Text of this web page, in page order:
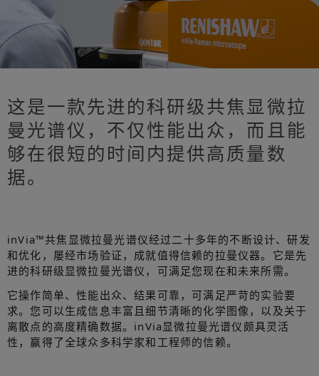
这是一款先进的科研级共焦显微拉
曼光谱仪，不仅性能出众，而且能
够在很短的时间内提供高质量数
据。
inVia™共焦显微拉曼光谱仪经过二十多年的不断设计、研发
和优化，屡经市场验证，成就值得信赖的拉曼仪器。它是先
进的科研级显微拉曼光谱仪，可满足您现在和未来所需。
它操作简单、性能出众、结果可靠，可满足严苛的实验要
求。您可以生成信息丰富且细节清晰的化学图像，以及关于
离散点的高度精确数据。inVia显微拉曼光谱仪颇具灵活
性，赢得了全球众多科学家和工程师的信赖。